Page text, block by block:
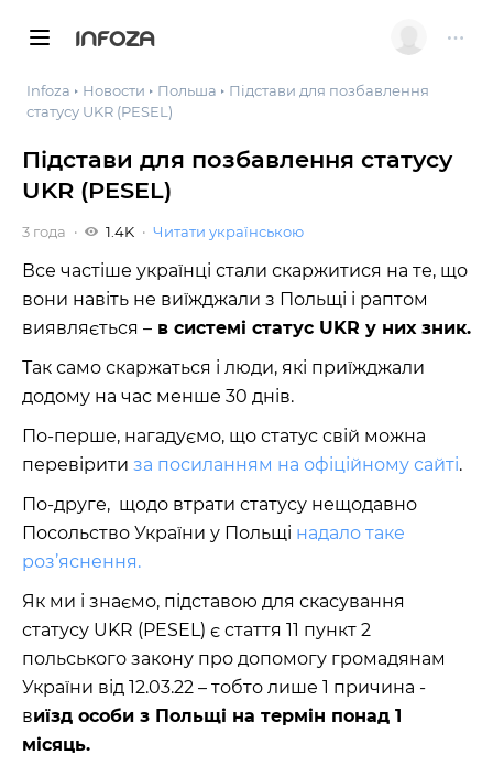
INFOZA
Infoza Новости Польша
Підстави для позбавлення
статусу UKR (PESEL)
Підстави для позбавлення статусу
UKR (PESEL)
3 года 1.4K Читати українською
Все частіше українці стали скаржитися на те, що
вони навіть не виїжджали з Польщі і раптом
виявляється – в системі статус UKR у них зник.
Так само скаржаться і люди, які приїжджали
додому на час менше 30 днів.
По-перше, нагадуємо, що статус свій можна
перевірити за посиланням на офіційному сайті.
По-друге, щодо втрати статусу нещодавно
Посольство України у Польщі надало таке
роз’яснення.
Як ми і знаємо, підставою для скасування
статусу UKR (PESEL) є стаття 11 пункт 2
польського закону про допомогу громадянам
України від 12.03.22 – тобто лише 1 причина -
виїзд особи з Польщі на термін понад 1
місяць.